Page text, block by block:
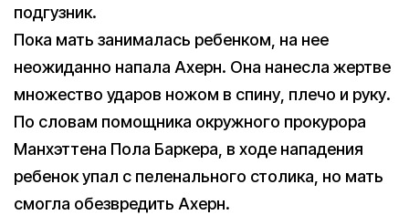
подгузник.
Пока мать занималась ребенком, на нее
неожиданно напала Ахерн. Она нанесла жертве
множество ударов ножом в спину, плечо и руку.
По словам помощника окружного прокурора
Манхэттена Пола Баркера, в ходе нападения
ребенок упал с пеленального столика, но мать
смогла обезвредить Ахерн.